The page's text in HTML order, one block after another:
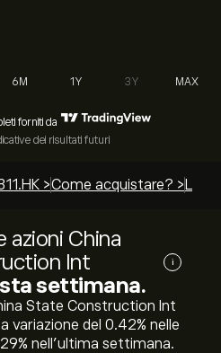
6M 1Y 3Y MAX
forniti da
dei risultati futuri
>Come acquistare? > Le
azioni China
Int
settimana.
i
State Construction Int
variazione del ‎0.42‎% nelle
nell'ultima settimana.